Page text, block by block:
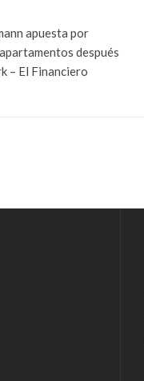
apuesta por
después
– El Financiero